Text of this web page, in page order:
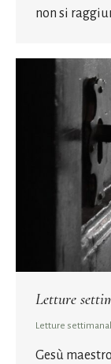
non si
Letture
Letture
Gesù